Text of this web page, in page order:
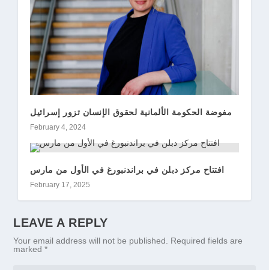
مفوضة الحكومة الألمانية لحقوق الإنسان تزور إسرائيل
February 4, 2024
افتتاح مركز دبلن في براندنبورغ في الأول من مارس
February 17, 2025
LEAVE A REPLY
Your email address will not be published.
Required fields are
marked*